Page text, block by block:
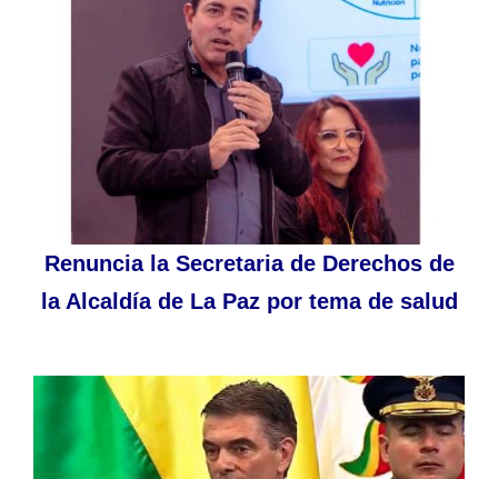
Renuncia la Secretaria de Derechos de
la Alcaldía de La Paz por tema de salud